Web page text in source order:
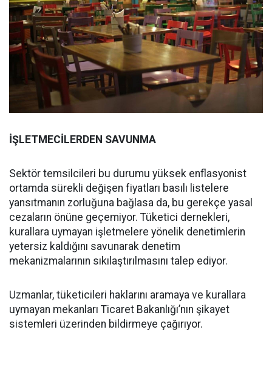
İŞLETMECİLERDEN SAVUNMA
Sektör temsilcileri bu durumu yüksek enflasyonist
ortamda sürekli değişen fiyatları basılı listelere
yansıtmanın zorluğuna bağlasa da, bu gerekçe yasal
cezaların önüne geçemiyor. Tüketici dernekleri,
kurallara uymayan işletmelere yönelik denetimlerin
yetersiz kaldığını savunarak denetim
mekanizmalarının sıkılaştırılmasını talep ediyor.
Uzmanlar, tüketicileri haklarını aramaya ve kurallara
uymayan mekanları Ticaret Bakanlığı’nın şikayet
sistemleri üzerinden bildirmeye çağırıyor.